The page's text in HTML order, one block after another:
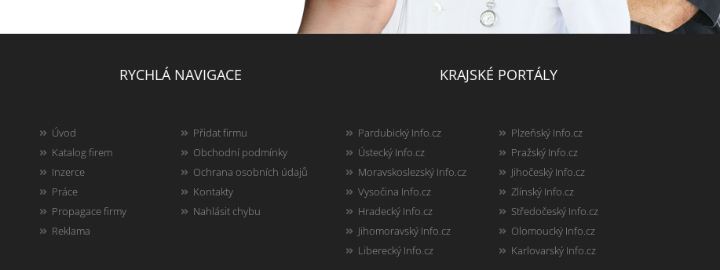
RYCHLÁ NAVIGACE
Úvod
Katalog firem
Inzerce
Práce
Propagace firmy
Reklama
Přidat firmu
Obchodní podmínky
Ochrana osobních údajů
Kontakty
Nahlásit chybu
KRAJSKÉ PORTÁLY
Pardubický Info.cz
Ústecký Info.cz
Moravskoslezský Info.cz
Vysočina Info.cz
Hradecký Info.cz
Jihomoravský Info.cz
Liberecký Info.cz
Plzeňský Info.cz
Pražský Info.cz
Jihočeský Info.cz
Zlínský Info.cz
Středočeský Info.cz
Olomoucký Info.cz
Karlovarský Info.cz